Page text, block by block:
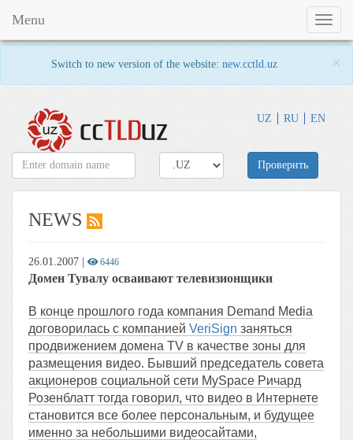
Switch to new version of the website: new.cctld.uz ×
UZ RU EN
Toggle
Menu
Проверить
NEWS
26.01.2007 6446
Домен Тувалу осваивают телевизионщики
В конце прошлого года компания Demand Media
договорилась с компанией VeriSign заняться
продвижением домена TV в качестве зоны для
размещения видео. Бывший председатель совета
акционеров социальной сети MySpace Ричард
Розенблатт тогда говорил, что видео в Интернете
становится все более персональным, и будущее
именно за небольшими видеосайтами,